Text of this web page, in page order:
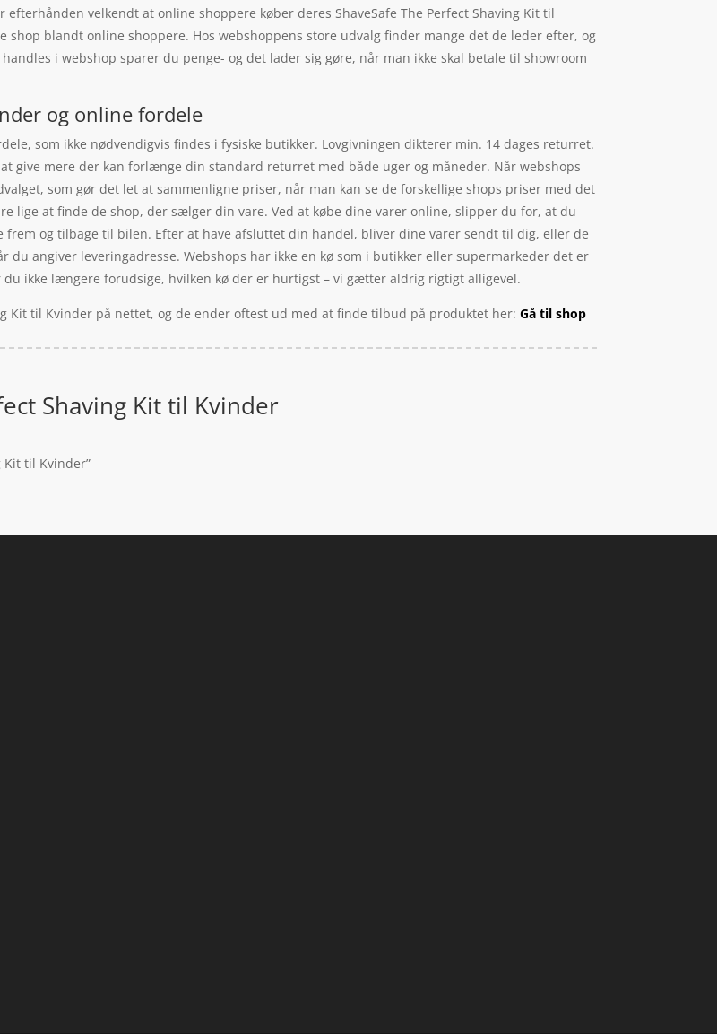
velkendt at online shoppere køber deres ShaveSafe The Perfect Shaving Kit til
blandt online shoppere. Hos webshoppens store udvalg finder mange det de leder efter, og
i webshop sparer du penge- og det lader sig gøre, når man ikke skal betale til showroom
og online fordele
som ikke nødvendigvis findes i fysiske butikker. Lovgivningen dikterer min. 14 dages returret.
give mere der kan forlænge din standard returret med både uger og måneder. Når webshops
som gør det let at sammenligne priser, når man kan se de forskellige shops priser med det
lige at finde de shop, der sælger din vare. Ved at købe dine varer online, slipper du for, at du
frem og tilbage til bilen. Efter at have afsluttet din handel, bliver dine varer sendt til dig, eller de
angiver leveringadresse. Webshops har ikke en kø som i butikker eller supermarkeder det er
ikke længere forudsige, hvilken kø der er hurtigst – vi gætter aldrig rigtigt alligevel.
Kit til Kvinder på nettet, og de ender oftest ud med at finde tilbud på produktet her:Gå til shop
Shaving Kit til Kvinder
Kit til Kvinder”